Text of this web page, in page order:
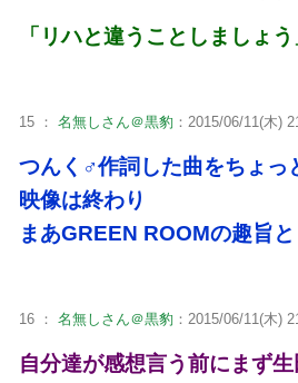
「リハと違うことしましょ
15 ： 名無しさん＠黒豹 ：2015/06/11(木)
つんく♂作詞した曲をちょっ
映像は終わり
まあGREEN ROOMの趣旨
16 ： 名無しさん＠黒豹 ：2015/06/11(木)
自分達が感想言う前にまず